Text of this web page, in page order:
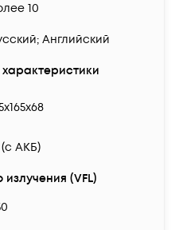
10
Английский
(с АКБ)
(VFL)